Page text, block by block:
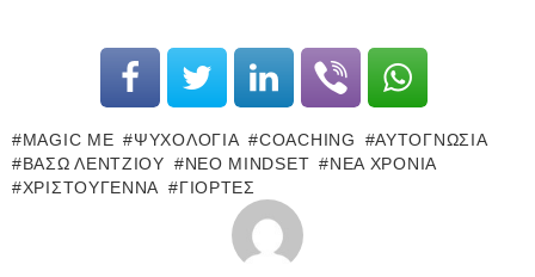
MAGIC ME ΨΥΧΟΛΟΓΊΑ COACHING
ΑΥΤΟΓΝΩΣΊΑ
ΒΆΣΩ ΛΈΝΤΖΙΟΥ
ΝΈΟ MINDSET
ΝΈΑ ΧΡΟΝΙΆ
ΧΡΙΣΤΟΎΓΕΝΝΑ
ΓΙΟΡΤΈΣ